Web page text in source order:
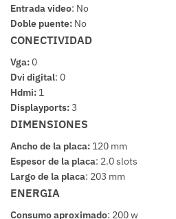
Entrada video: No
Doble puente: No
CONECTIVIDAD
Vga:0
Dvi digital: 0
Hdmi: 1
Displayports:3
DIMENSIONES
Ancho de la placa: 120 mm
Espesor de la placa: 2.0 slots
Largo de la placa: 203 mm
ENERGIA
Consumo aproximado: 200 w